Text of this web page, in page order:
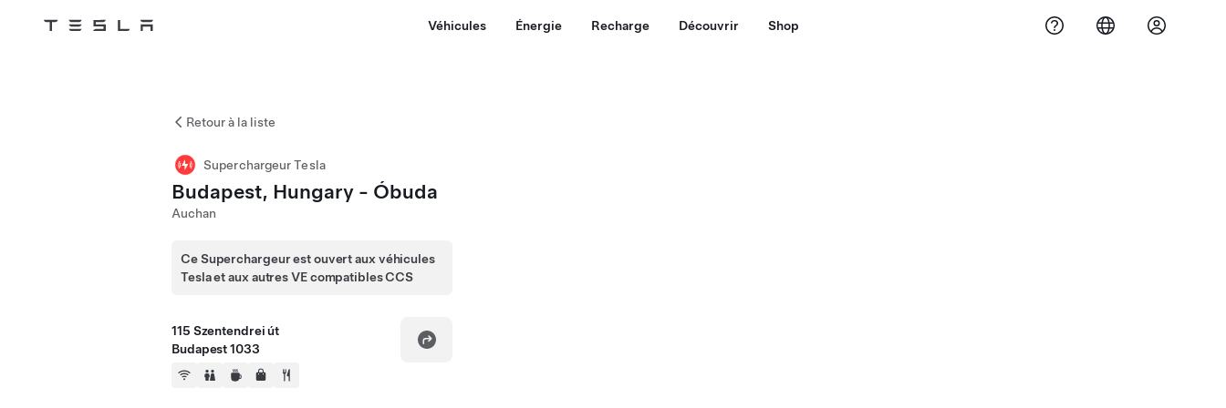
Tesla Véhicules Énergie Recharge Découvrir Shop
Retour à la liste
Superchargeur Tesla
Budapest, Hungary - Óbuda
Auchan
Ce Superchargeur est ouvert aux véhicules
Tesla et aux autres VE compatibles CCS
115 Szentendrei út
Budapest 1033